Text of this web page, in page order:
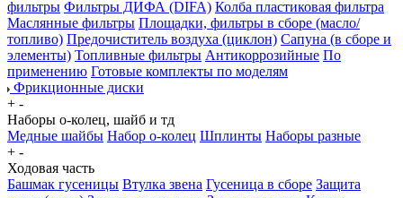
фильтры Фильтры ДИФА (DIFA) Колба пластиковая фильтра
Маслянные фильтры Площадки, фильтры в сборе (масло/
топливо) Предочиститель воздуха (циклон) Сапуна (в сборе и
элементы) Топливные фильтры Антикоррозийные По
применению Готовые комплекты по моделям
Фрикционные диски
+ -
Наборы о-колец, шайб и тд
Медные шайбы Набор о-колец Шплинты Наборы разные
+ -
Ходовая часть
Башмак гусеницы Втулка звена Гусеница в сборе Защита